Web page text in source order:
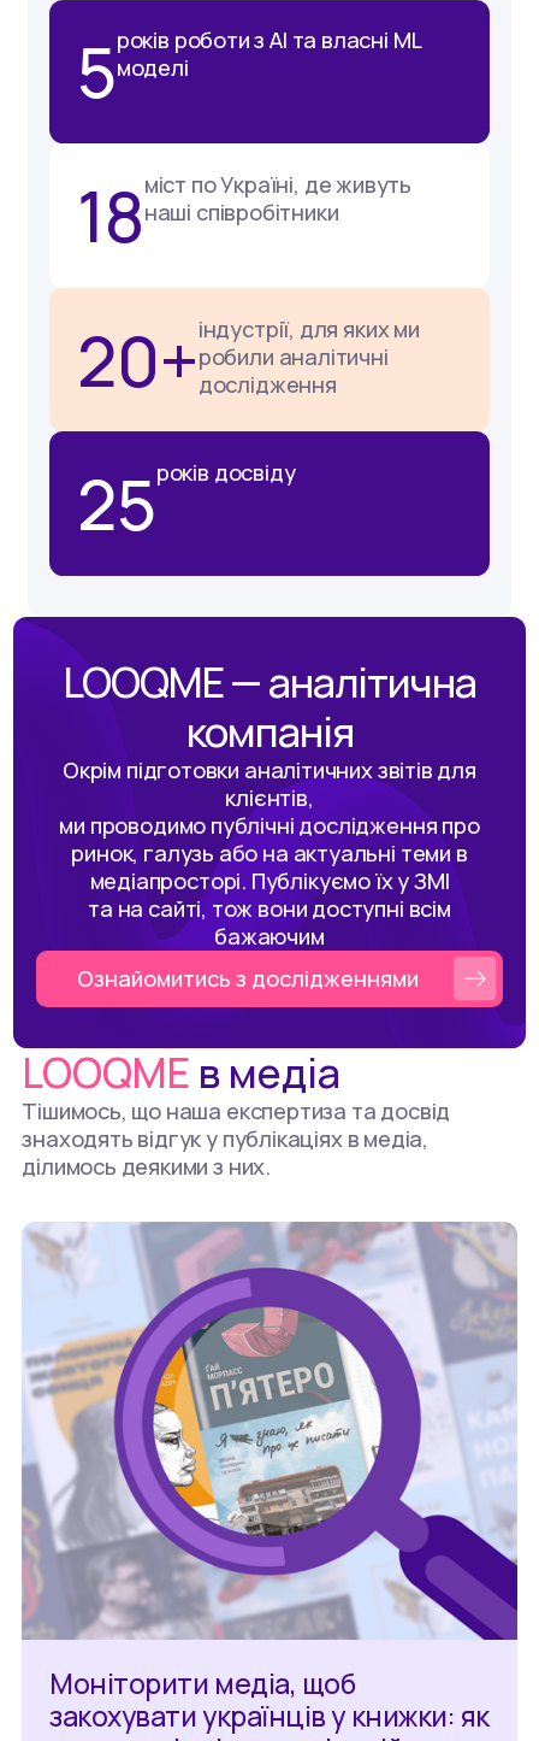
5років роботи з AI та власні ML
моделі
18міст по Україні, де живуть
наші співробітники
20+індустрії, для яких ми
робили аналітичні
дослідження
25років досвіду
LOOQME — аналітична
компанія
Окрім підготовки аналітичних звітів для
клієнтів,
ми проводимо публічні дослідження про
ринок, галузь або на актуальні теми в
медіапросторі. Публікуємо їх у ЗМІ
та на сайті, тож вони доступні всім
бажаючим
Ознайомитись з дослідженнями
LOOQME в медіа
Тішимось, що наша експертиза та досвід
знаходять відгук у публікаціях в медіа,
ділимось деякими з них.
Моніторити медіа, щоб
закохувати українців у книжки: як